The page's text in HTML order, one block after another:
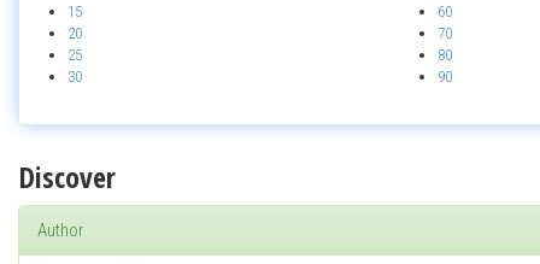
15
20
25
30
60
70
80
90
Discover
Author